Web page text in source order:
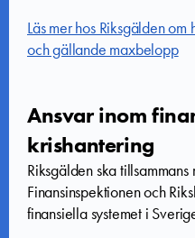
Läs mer hos Riksgälden
och gällande maxbelopp
Ansvar inom
krishantering
Riksgälden ska
Finansinspektionen och
finansiella systemet i